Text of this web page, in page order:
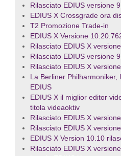
Rilasciato EDIUS versione
EDIUS X Crossgrade ora
T2 Promozione Trade-in
EDIUS X Versione
Rilasciato EDIUS X
Rilasciato EDIUS versione
Rilasciato EDIUS X
La Berliner Philharmoniker,
EDIUS
EDIUS X il miglior editor
titola videaoktiv
Rilasciato EDIUS X
Rilasciato EDIUS X
EDIUS X Version 10.10
Rilasciato EDIUS X